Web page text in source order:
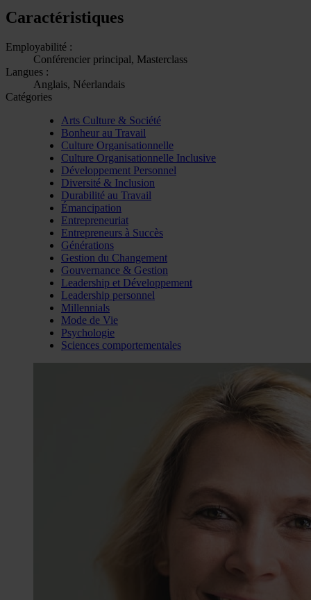
Caractéristiques
Employabilité :
Conférencier principal, Masterclass
Langues :
Anglais, Néerlandais
Catégories
Arts Culture & Société
Bonheur au Travail
Culture Organisationnelle
Culture Organisationnelle Inclusive
Développement Personnel
Diversité & Inclusion
Durabilité au Travail
Émancipation
Entrepreneuriat
Entrepreneurs à Succès
Générations
Gestion du Changement
Gouvernance & Gestion
Leadership et Développement
Leadership personnel
Millennials
Mode de Vie
Psychologie
Sciences comportementales